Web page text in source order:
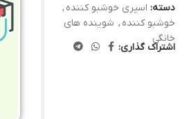
دسته: اسپری خوشبو کننده ,
خوشبو کننده , شوینده های
خانگی
اشتراک گذاری: